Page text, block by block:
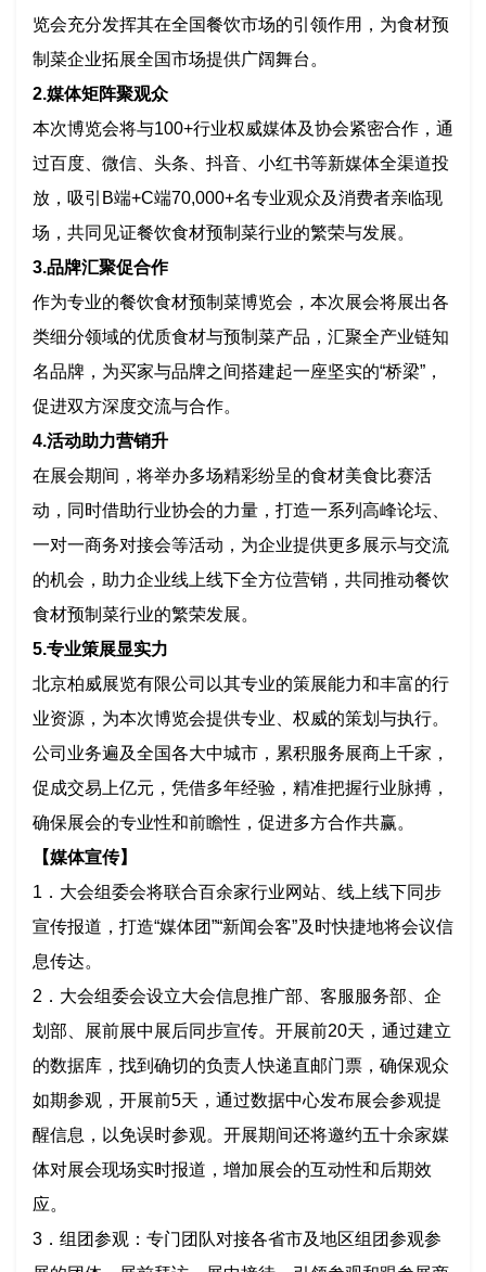
览会充分发挥其在全国餐饮市场的引领作用，为食材预
制菜企业拓展全国市场提供广阔舞台。
2.媒体矩阵聚观众
本次博览会将与100+行业权威媒体及协会紧密合作，通
过百度、微信、头条、抖音、小红书等新媒体全渠道投
放，吸引B端+C端70,000+名专业观众及消费者亲临现
场，共同见证餐饮食材预制菜行业的繁荣与发展。
3.品牌汇聚促合作
作为专业的餐饮食材预制菜博览会，本次展会将展出各
类细分领域的优质食材与预制菜产品，汇聚全产业链知
名品牌，为买家与品牌之间搭建起一座坚实的“桥梁”，
促进双方深度交流与合作。
4.活动助力营销升
在展会期间，将举办多场精彩纷呈的食材美食比赛活
动，同时借助行业协会的力量，打造一系列高峰论坛、
一对一商务对接会等活动，为企业提供更多展示与交流
的机会，助力企业线上线下全方位营销，共同推动餐饮
食材预制菜行业的繁荣发展。
5.专业策展显实力
北京柏威展览有限公司以其专业的策展能力和丰富的行
业资源，为本次博览会提供专业、权威的策划与执行。
公司业务遍及全国各大中城市，累积服务展商上千家，
促成交易上亿元，凭借多年经验，精准把握行业脉搏，
确保展会的专业性和前瞻性，促进多方合作共赢。
【媒体宣传】
1．大会组委会将联合百余家行业网站、线上线下同步
宣传报道，打造“媒体团”“新闻会客”及时快捷地将会议信
息传达。
2．大会组委会设立大会信息推广部、客服服务部、企
划部、展前展中展后同步宣传。开展前20天，通过建立
的数据库，找到确切的负责人快递直邮门票，确保观众
如期参观，开展前5天，通过数据中心发布展会参观提
醒信息，以免误时参观。开展期间还将邀约五十余家媒
体对展会现场实时报道，增加展会的互动性和后期效
应。
3．组团参观：专门团队对接各省市及地区组团参观参